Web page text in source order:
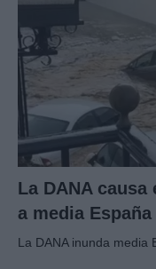
La DANA
a media España
La DANA inunda media